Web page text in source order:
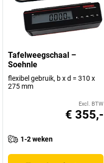
Tafelweegschaal –
Soehnle
flexibel gebruik, b x d = 310 x
275 mm
Excl. BTW
€ 355,-
1-2 weken